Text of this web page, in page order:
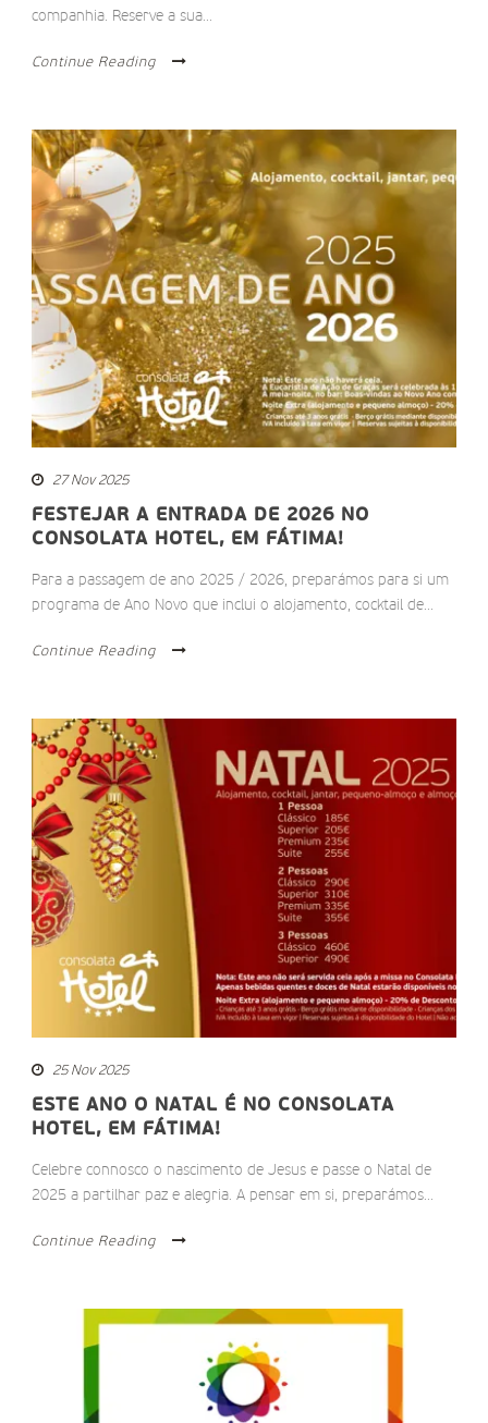
companhia. Reserve a sua...
Continue Reading
27 Nov 2025
FESTEJAR A ENTRADA DE 2026 NO
CONSOLATA HOTEL, EM FÁTIMA!
Para a passagem de ano 2025 / 2026, preparámos para si um
programa de Ano Novo que inclui o alojamento, cocktail de...
Continue Reading
25 Nov 2025
ESTE ANO O NATAL É NO CONSOLATA
HOTEL, EM FÁTIMA!
Celebre connosco o nascimento de Jesus e passe o Natal de
2025 a partilhar paz e alegria. A pensar em si, preparámos...
Continue Reading